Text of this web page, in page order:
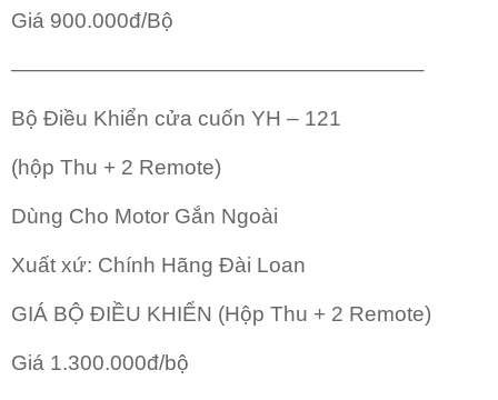
Giá 900.000đ/Bộ
———————————————————–
Bộ Điều Khiển cửa cuốn YH – 121
(hộp Thu + 2 Remote)
Dùng Cho Motor Gắn Ngoài
Xuất xứ: Chính Hãng Đài Loan
GIÁ BỘ ĐIỀU KHIỂN (Hộp Thu + 2 Remote)
Giá 1.300.000đ/bộ